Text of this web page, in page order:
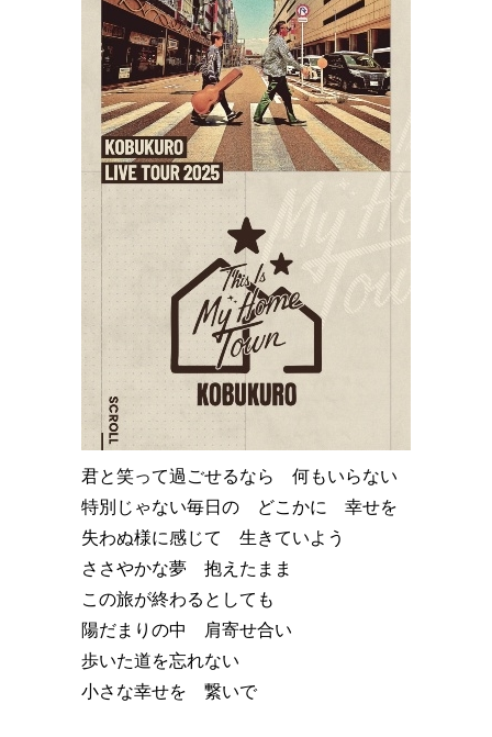
君と笑って過ごせるなら 何もいらない
特別じゃない毎日の どこかに 幸せを
失わぬ様に感じて 生きていよう
ささやかな夢 抱えたまま
この旅が終わるとしても
陽だまりの中 肩寄せ合い
歩いた道を忘れない
小さな幸せを 繋いで